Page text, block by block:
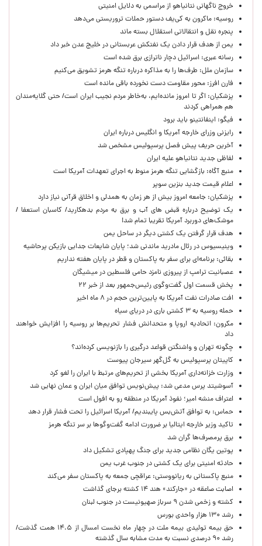
خروج ناگهانی نتانیاهو از مراسمی به دلایل امنیتی
روسیه: ماکرون به کی‌یف دستور حملات تروریستی می‌دهد
پنجره‌ نقل و انتقالاتی استقلال بسته ماند
یمن از هدف قرار دادن یک نفتکش عربستانی در خلیج عدن خبر داد
رسانه عبری: اسرائیل دچار ناترازی برق شده است
سازمان ملل: طرف‌ها را به مذاکره درباره تنگه هرمز تشویق می‌کنیم
فارن افرز: محور مقاومت دست نخورده باقی مانده است
پزشکیان: اگر تا امروز مانده‌ایم، به‌خاطر مردم نجیب ایران است/ حتی گلایه‌مندان
هم همراهی کردند
فیگو: اینفانتینو باید برود
رایزنی وزرای خارجه آمریکا و انگلیس درباره ایران
آخرین حریف پیش فصل پرسپولیس مشخص شد
لفاظی جدید نتانیاهو علیه ایران
منبع آگاه: بازگشایی تنگه هرمز منوط به اجرای تعهدات آمریکا است
اعلام قیمت جدید بنزین سوپر
پزشکیان: جامعه امروز بیش از هر زمان به همدلی و اخلاق قرآنی نیاز دارد
یک توضیح درباره قبض های آب و برق به مردم بدهکارید/ کاسبان استعفا /
موشک‌های دوربرد آمریکا تقریبا تمام شد!
هدف قرار گرفتن یک کشتی دیگر در ساحل یمن
وینیسیوس در رئال مادرید ماندنی شد؛ پایان شایعات جدایی بازیکن پرحاشیه
بقائی: برنامه‌ای برای سفر به پاکستان و قطر در پایان هفته نداریم
عصبانیت ترامپ از پیروزی نامزد حامی فلسطین در میشیگان
پخش قسمت اول گفت‌وگوی رئیس‌جمهور بعد از خبر ۲۲
افت صادرات نفت آمریکا به پایین‌ترین حجم در ۸ ماه اخیر
حمله روسیه به ۳ کشتی باری در دریای سیاه
مکرون: اتحادیه اروپا و متحدانش فشار تحریم‌ها بر روسیه را افزایش خواهند
داد
چگونه تهران و واشنگتن قواعد درگیری را بازنویسی کرده‌اند؟
کاپیتان پرسپولیس به گل‌گهر سیرجان پیوست
وزارت خزانه‌داری آمریکا بخشی از تحریم‌های مرتبط با ایران را لغو کرد
آسوشیتد پرس مدعی شد: پیش‌نویس توافق میان ایران و عمان نهایی شد
اعتراف منشه امیر؛ نفوذ آمریکا در منطقه رو به افول است
حماس: به توافق آتش‌بس پایبندیم/ آمریکا اسرائیل را تحت فشار قرار دهد
تاکید وزیر خارجه ایتالیا بر ضرورت ادامه گفت‌وگوها بر سر تنگه هرمز
برق پرمصرف‌ها گران شد
پوتین یگان نظامی جدید برای جنگ پهپادی تشکیل داد
حادثه امنیتی برای یک کشتی در جنوب غرب یمن
منبع پاکستانی به ریانووستی: عراقچی جمعه به پاکستان سفر می‌کند
اصابت صاعقه در «جارکند» هند ۱۴ کشته برجای گذاشت
کشته و زخمی شدن ۹ سرباز صهیونیست در جنوب لبنان
رشد ۱۳۰ هزار واحدی بورس
حق بیمه تولیدی بیمه ملت در چهار ماه نخست امسال از ۱۴.۵ همت گذشت/
رشد ۹۰ درصدی نسبت به مدت مشابه سال گذشته